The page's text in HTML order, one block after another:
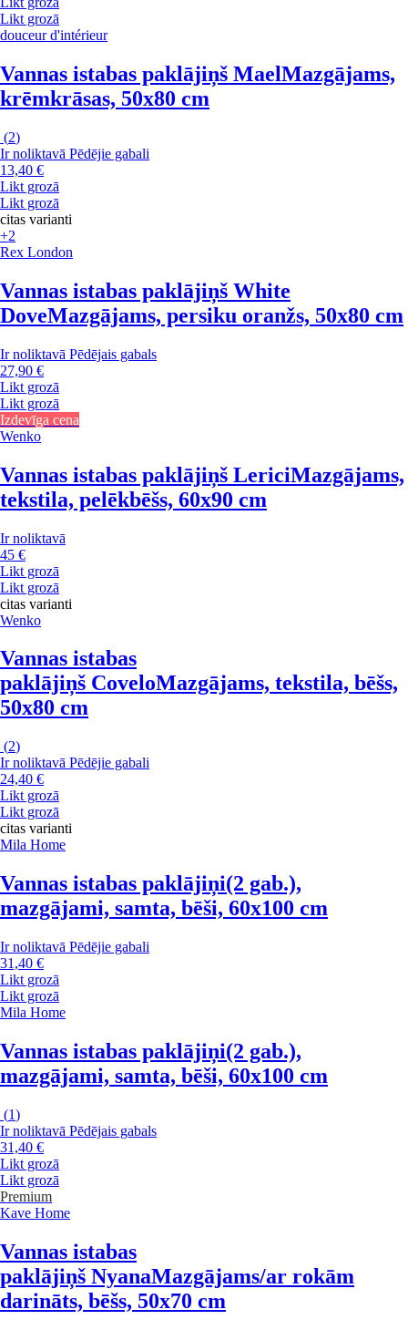
Likt grozā
douceur d'intérieur
Vannas istabas paklājiņš MaelMazgājams,
krēmkrāsas, 50x80 cm
(2)
Ir noliktavā Pēdējie gabali
13,40 €
Likt grozā
Likt grozā
citas varianti
+2
Rex London
Vannas istabas paklājiņš White
DoveMazgājams, persiku oranžs, 50x80 cm
Ir noliktavā Pēdējais gabals
27,90 €
Likt grozā
Likt grozā
Izdevīga cena
Wenko
Vannas istabas paklājiņš LericiMazgājams,
tekstila, pelēkbēšs, 60x90 cm
Ir noliktavā
45 €
Likt grozā
Likt grozā
citas varianti
Wenko
Vannas istabas
paklājiņš CoveloMazgājams, tekstila, bēšs,
50x80 cm
(2)
Ir noliktavā Pēdējie gabali
24,40 €
Likt grozā
Likt grozā
citas varianti
Mila Home
Vannas istabas paklājiņi(2 gab.),
mazgājami, samta, bēši, 60x100 cm
Ir noliktavā Pēdējie gabali
31,40 €
Likt grozā
Likt grozā
Mila Home
Vannas istabas paklājiņi(2 gab.),
mazgājami, samta, bēši, 60x100 cm
(1)
Ir noliktavā Pēdējais gabals
31,40 €
Likt grozā
Likt grozā
Premium
Kave Home
Vannas istabas
paklājiņš NyanaMazgājams/ar rokām
darināts, bēšs, 50x70 cm